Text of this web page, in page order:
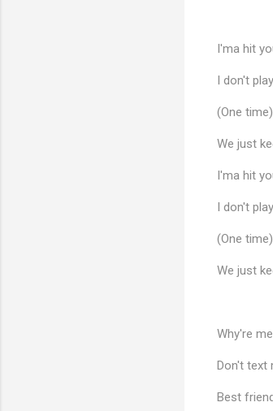
I'ma hit
I don't
(One
We just
I'ma hit
I don't
(One
We just
Why're
Don't text
Best